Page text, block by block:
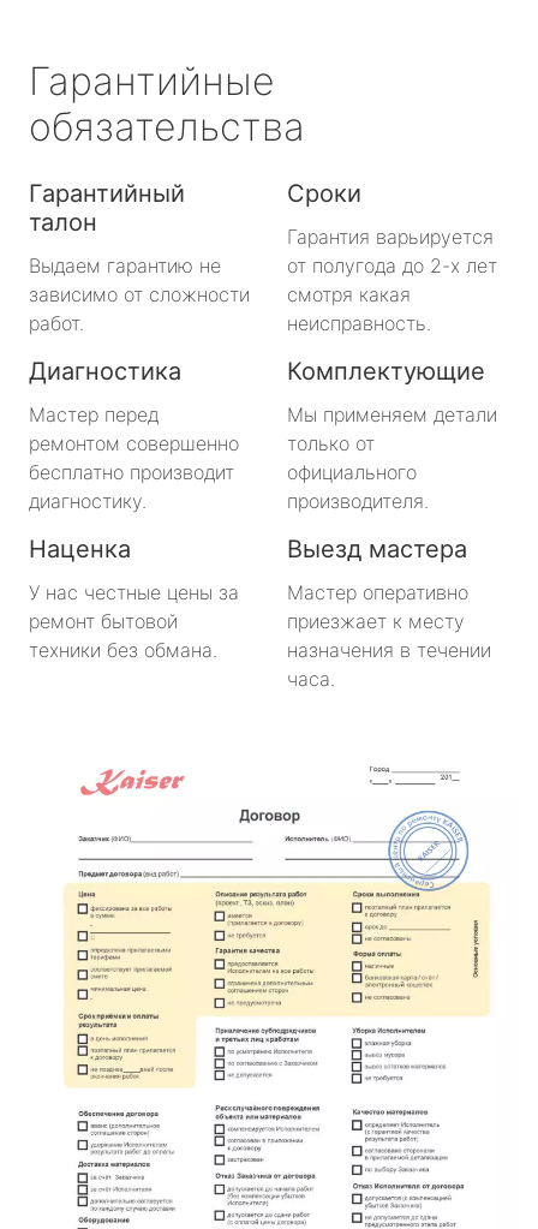
Гарантийные
обязательства
Гарантийный
талон
Выдаем гарантию не
зависимо от сложности
работ.
Сроки
Гарантия варьируется
от полугода до 2-х лет
смотря какая
неисправность.
Диагностика
Мастер перед
ремонтом совершенно
бесплатно производит
диагностику.
Комплектующие
Мы применяем детали
только от
официального
производителя.
Наценка
У нас честные цены за
ремонт бытовой
техники без обмана.
Выезд мастера
Мастер оперативно
приезжает к месту
назначения в течении
часа.